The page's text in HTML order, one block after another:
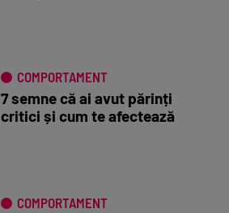
COMPORTAMENT
7 semne că ai avut părinți
critici și cum te afectează
COMPORTAMENT